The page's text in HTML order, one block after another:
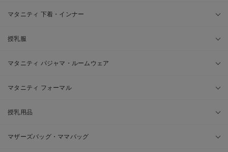
マタニティ 下着・インナー
授乳服
マタニティ パジャマ・ルームウェア
マタニティ フォーマル
授乳用品
マザーズバッグ・ママバッグ